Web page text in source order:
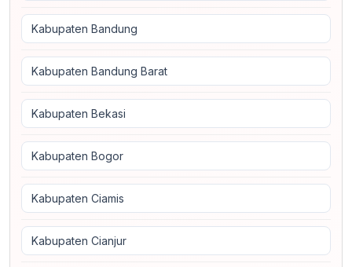
Kabupaten Bandung
Kabupaten Bandung Barat
Kabupaten Bekasi
Kabupaten Bogor
Kabupaten Ciamis
Kabupaten Cianjur